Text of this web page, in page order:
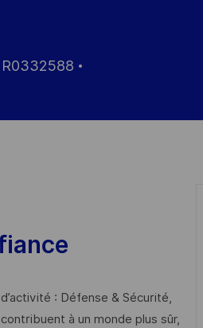
R0332588
: Défense & Sécurité,
à un monde plus sûr,